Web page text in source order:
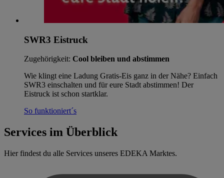
SWR3 Eistruck
Zugehörigkeit: Cool bleiben und abstimmen
Wie klingt eine Ladung Gratis-Eis ganz in der Nähe? Einfach
SWR3 einschalten und für eure Stadt abstimmen! Der
Eistruck ist schon startklar.
So funktioniert´s
Services im Überblick
Hier findest du alle Services unseres EDEKA Marktes.